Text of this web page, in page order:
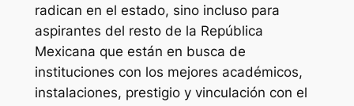
radican en el estado, sino incluso para
aspirantes del resto de la República
Mexicana que están en busca de
instituciones con los mejores académicos,
instalaciones, prestigio y vinculación con el